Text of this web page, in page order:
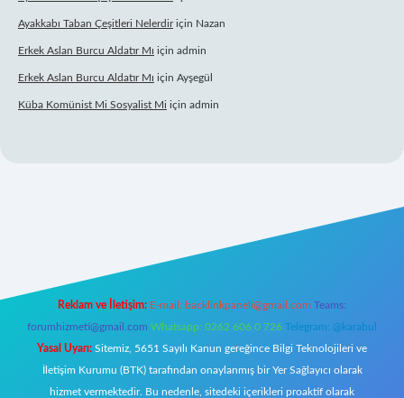
Ayakkabı Taban Çeşitleri Nelerdiriçin Nazan
Erkek Aslan Burcu Aldatır Mı için admin
Erkek Aslan Burcu Aldatır Mı için Ayşegül
Küba Komünist Mi Sosyalist Mi için admin
Reklam ve İletişim: E-mail: backlinkpaneli@gmail.com Teams:
forumhizmeti@gmail.com Whatsapp: 0262 606 0 726 Telegram: @karabul
Yasal Uyarı: Sitemiz, 5651 Sayılı Kanun gereğince Bilgi Teknolojileri ve
İletişim Kurumu (BTK) tarafından onaylanmış bir Yer Sağlayıcı olarak
hizmet vermektedir. Bu nedenle, sitedeki içerikleri proaktif olarak